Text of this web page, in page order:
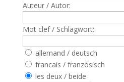
Auteur / Autor:
Mot clef / Schlagwort:
allemand / deutsch
francais / französisch
les deux / beide